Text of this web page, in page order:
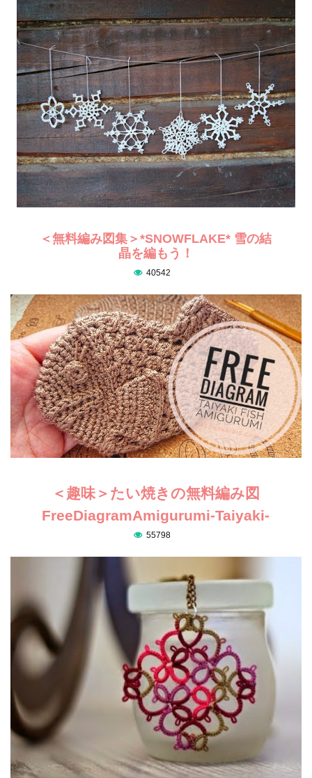
＜無料編み図集＞*SNOWFLAKE* 雪の結
晶を編もう！
40542
＜趣味＞たい焼きの無料編み図
FreeDiagramAmigurumi-Taiyaki-
55798